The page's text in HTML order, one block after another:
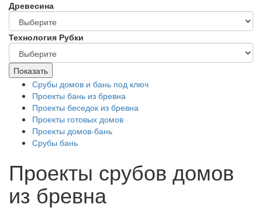
Древесина
Технология Рубки
Показать
Срубы домов и бань под ключ
Проекты бань из бревна
Проекты беседок из бревна
Проекты готовых домов
Проекты домов-бань
Срубы бань
Проекты срубов домов
из бревна